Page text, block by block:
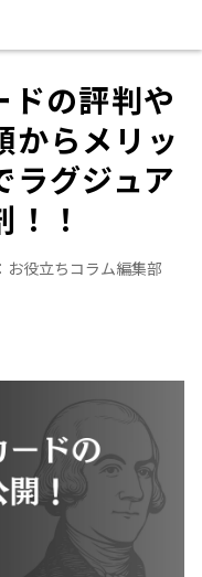
ドの評判や
からメリッ
ラグジュア
！
お役立ちコラム編集部